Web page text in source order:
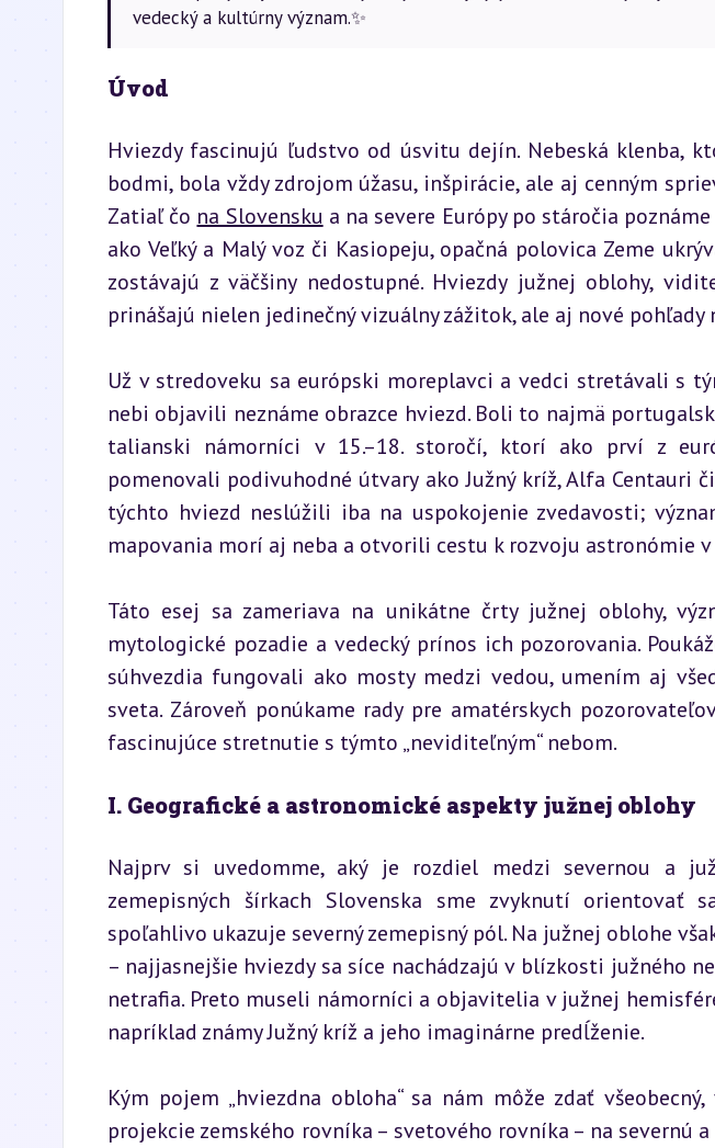
vedecký a kultúrny význam.✨
Úvod
Hviezdy fascinujú ľudstvo od úsvitu dejín. Nebeská klenba,
bodmi, bola vždy zdrojom úžasu, inšpirácie, ale aj cenným
Zatiaľ čo na Slovensku a na severe Európy po stáročia
ako Veľký a Malý voz či Kasiopeju, opačná polovica Zeme
zostávajú z väčšiny nedostupné. Hviezdy južnej oblohy,
prinášajú nielen jedinečný vizuálny zážitok, ale aj nové pohľady
Už v stredoveku sa európski moreplavci a vedci stretávali s
nebi objavili neznáme obrazce hviezd. Boli to najmä
talianski námorníci v 15.–18. storočí, ktorí ako prví z
pomenovali podivuhodné útvary ako Južný kríž, Alfa Centauri
týchto hviezd neslúžili iba na uspokojenie zvedavosti;
mapovania morí aj neba a otvorili cestu k rozvoju astronómie
Táto esej sa zameriava na unikátne črty južnej oblohy,
mytologické pozadie a vedecký prínos ich pozorovania.
súhvezdia fungovali ako mosty medzi vedou, umením aj
sveta. Zároveň ponúkame rady pre amatérskych
fascinujúce stretnutie s týmto „neviditeľným“ nebom.
I. Geografické a astronomické aspekty južnej oblohy
Najprv si uvedomme, aký je rozdiel medzi severnou a
zemepisných šírkach Slovenska sme zvyknutí orientovať
spoľahlivo ukazuje severný zemepisný pól. Na južnej oblohe
– najjasnejšie hviezdy sa síce nachádzajú v blízkosti južného
netrafia. Preto museli námorníci a objavitelia v južnej
napríklad známy Južný kríž a jeho imaginárne predĺženie.
Kým pojem „hviezdna obloha“ sa nám môže zdať
projekcie zemského rovníka – svetového rovníka – na severnú